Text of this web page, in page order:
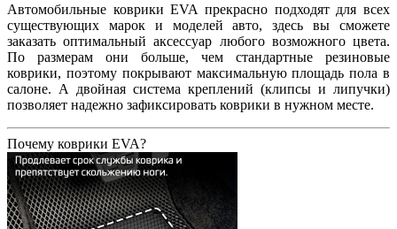
Автомобильные коврики EVA прекрасно подходят для всех
существующих марок и моделей авто, здесь вы сможете
заказать оптимальный аксессуар любого возможного цвета.
По размерам они больше, чем стандартные резиновые
коврики, поэтому покрывают максимальную площадь пола в
салоне. А двойная система креплений (клипсы и липучки)
позволяет надежно зафиксировать коврики в нужном месте.
Почему коврики EVA?